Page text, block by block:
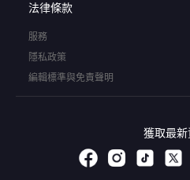
法律條款
服務
隱私政策
編輯標準與免責聲明
獲取最新